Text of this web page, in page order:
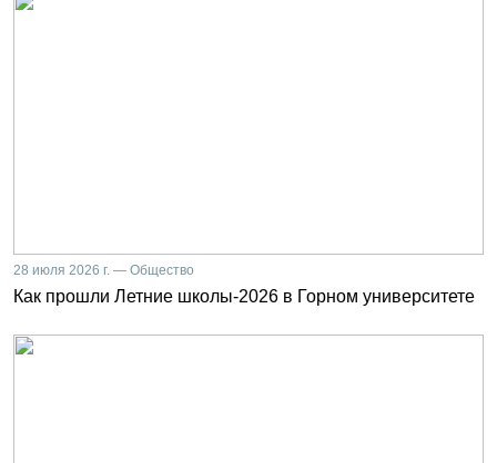
28 июля 2026 г. — Общество
Как прошли Летние школы-2026 в Горном университете